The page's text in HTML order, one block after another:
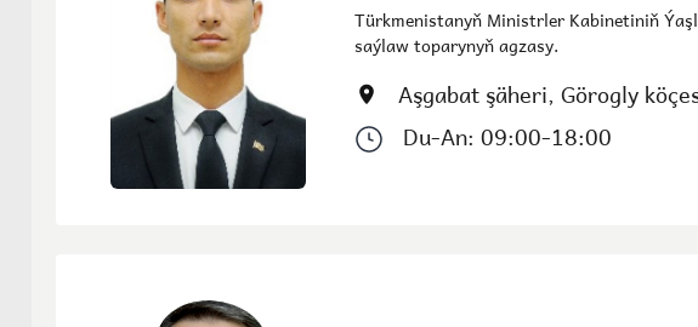
Türkmenistanyň Ministrler Kabinetiniň
saýlaw toparynyň agzasy.
Aşgabat şäheri, Görogly
Du-An: 09:00-18:00